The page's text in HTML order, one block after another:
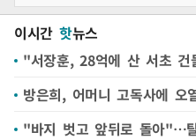
이시간 핫뉴스
"서장훈, 28억에 산 서초
방은희, 어머니 고독사에
"바지 벗고 앞뒤로 돌아"…